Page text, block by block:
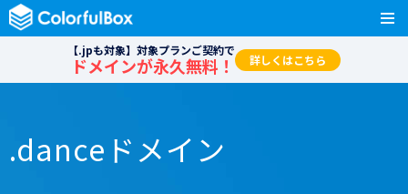
【.jpも対象】対象プランご契約で
ドメインが永久無料！ 詳しくはこちら
.danceドメイン